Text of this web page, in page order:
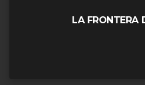
LA FRONTERA